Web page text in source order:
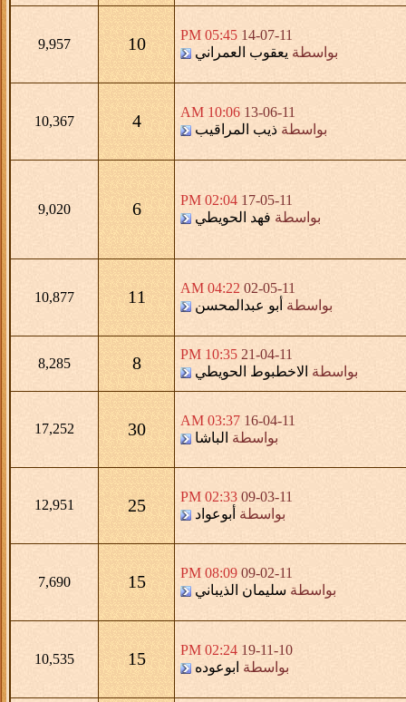
14-07-11
05:45 PM
بواسطة يعقوب العمراني 10
9,957
13-06-11
10:06 AM
بواسطة ذيب المراقيب 4
10,367
17-05-11
02:04 PM
بواسطة فهد الحويطي 6
9,020
02-05-11
04:22 AM
بواسطة أبو عبدالمحسن 11
10,877
21-04-11
10:35 PM
بواسطة الاخطبوط الحويطي 8
8,285
16-04-11
03:37 AM
بواسطة الباشا 30
17,252
09-03-11
02:33 PM
بواسطة أبوعواد 25
12,951
09-02-11
08:09 PM
بواسطة سليمان الذيباني 15
7,690
19-11-10
02:24 PM
بواسطة ابوعوده 15
10,535